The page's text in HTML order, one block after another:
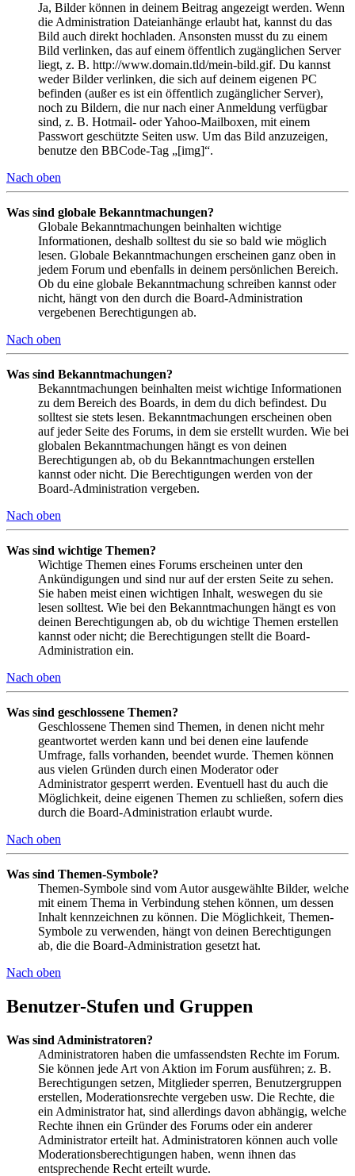
Ja, Bilder können in deinem Beitrag angezeigt werden. Wenn
die Administration Dateianhänge erlaubt hat, kannst du das
Bild auch direkt hochladen. Ansonsten musst du zu einem
Bild verlinken, das auf einem öffentlich zugänglichen Server
liegt, z. B. http://www.domain.tld/mein-bild.gif. Du kannst
weder Bilder verlinken, die sich auf deinem eigenen PC
befinden (außer es ist ein öffentlich zugänglicher Server),
noch zu Bildern, die nur nach einer Anmeldung verfügbar
sind, z. B. Hotmail- oder Yahoo-Mailboxen, mit einem
Passwort geschützte Seiten usw. Um das Bild anzuzeigen,
benutze den BBCode-Tag „[img]“.
Nach oben
Was sind globale Bekanntmachungen?
Globale Bekanntmachungen beinhalten wichtige
Informationen, deshalb solltest du sie so bald wie möglich
lesen. Globale Bekanntmachungen erscheinen ganz oben in
jedem Forum und ebenfalls in deinem persönlichen Bereich.
Ob du eine globale Bekanntmachung schreiben kannst oder
nicht, hängt von den durch die Board-Administration
vergebenen Berechtigungen ab.
Nach oben
Was sind Bekanntmachungen?
Bekanntmachungen beinhalten meist wichtige Informationen
zu dem Bereich des Boards, in dem du dich befindest. Du
solltest sie stets lesen. Bekanntmachungen erscheinen oben
auf jeder Seite des Forums, in dem sie erstellt wurden. Wie bei
globalen Bekanntmachungen hängt es von deinen
Berechtigungen ab, ob du Bekanntmachungen erstellen
kannst oder nicht. Die Berechtigungen werden von der
Board-Administration vergeben.
Nach oben
Was sind wichtige Themen?
Wichtige Themen eines Forums erscheinen unter den
Ankündigungen und sind nur auf der ersten Seite zu sehen.
Sie haben meist einen wichtigen Inhalt, weswegen du sie
lesen solltest. Wie bei den Bekanntmachungen hängt es von
deinen Berechtigungen ab, ob du wichtige Themen erstellen
kannst oder nicht; die Berechtigungen stellt die Board-
Administration ein.
Nach oben
Was sind geschlossene Themen?
Geschlossene Themen sind Themen, in denen nicht mehr
geantwortet werden kann und bei denen eine laufende
Umfrage, falls vorhanden, beendet wurde. Themen können
aus vielen Gründen durch einen Moderator oder
Administrator gesperrt werden. Eventuell hast du auch die
Möglichkeit, deine eigenen Themen zu schließen, sofern dies
durch die Board-Administration erlaubt wurde.
Nach oben
Was sind Themen-Symbole?
Themen-Symbole sind vom Autor ausgewählte Bilder, welche
mit einem Thema in Verbindung stehen können, um dessen
Inhalt kennzeichnen zu können. Die Möglichkeit, Themen-
Symbole zu verwenden, hängt von deinen Berechtigungen
ab, die die Board-Administration gesetzt hat.
Nach oben
Benutzer-Stufen und Gruppen
Was sind Administratoren?
Administratoren haben die umfassendsten Rechte im Forum.
Sie können jede Art von Aktion im Forum ausführen; z. B.
Berechtigungen setzen, Mitglieder sperren, Benutzergruppen
erstellen, Moderationsrechte vergeben usw. Die Rechte, die
ein Administrator hat, sind allerdings davon abhängig, welche
Rechte ihnen ein Gründer des Forums oder ein anderer
Administrator erteilt hat. Administratoren können auch volle
Moderationsberechtigungen haben, wenn ihnen das
entsprechende Recht erteilt wurde.